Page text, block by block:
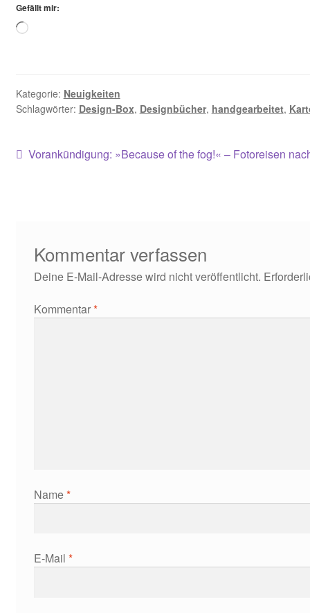
Gefällt mir:
Loading…
Kategorie: Neuigkeiten
Schlagwörter: Design-Box, Designbücher, handgearbeitet,
Beitragsnavigation
Vorheriger
Vorankündigung: »Because of the fog!« – Fotoreisen
Kommentar verfassen
Deine E-Mail-Adresse wird nicht veröffentlicht.
Kommentar*
Name*
E-Mail *